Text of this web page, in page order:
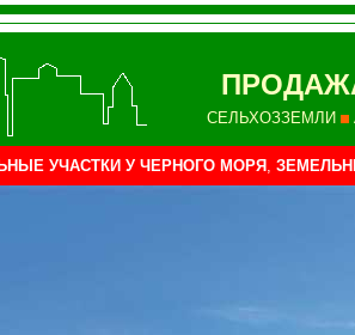
СЕЛЬХОЗЗЕМЛИ
УЧАСТКИ У ЧЕРНОГО МОРЯ ,